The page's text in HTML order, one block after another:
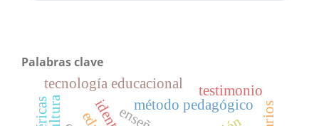
Palabras clave
tecnología educacional
método pedagógico
testimonio